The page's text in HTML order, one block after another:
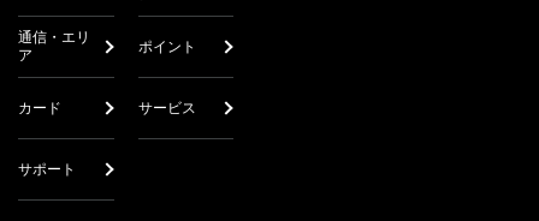
通信・エリ
ア
ポイント
カード サービス
サポート